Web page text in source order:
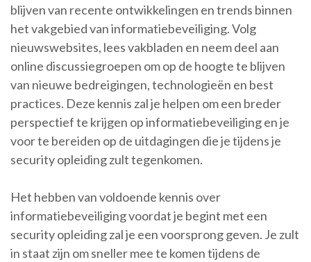
blijven van recente ontwikkelingen en trends binnen
het vakgebied van informatiebeveiliging. Volg
nieuwswebsites, lees vakbladen en neem deel aan
online discussiegroepen om op de hoogte te blijven
van nieuwe bedreigingen, technologieën en best
practices. Deze kennis zal je helpen om een breder
perspectief te krijgen op informatiebeveiliging en je
voor te bereiden op de uitdagingen die je tijdens je
security opleiding zult tegenkomen.
Het hebben van voldoende kennis over
informatiebeveiliging voordat je begint met een
security opleiding zal je een voorsprong geven. Je zult
in staat zijn om sneller mee te komen tijdens de